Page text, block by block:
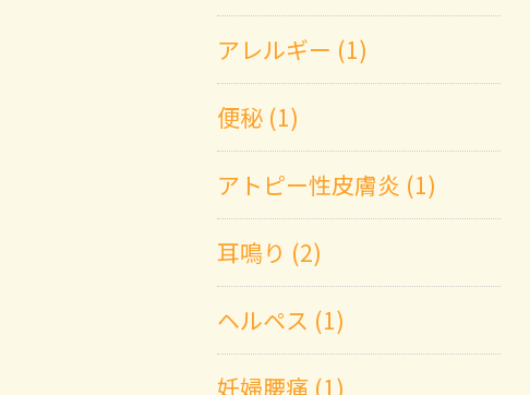
アレルギー (1)
便秘 (1)
アトピー性皮膚炎 (1)
耳鳴り (2)
ヘルペス (1)
妊婦腰痛 (1)